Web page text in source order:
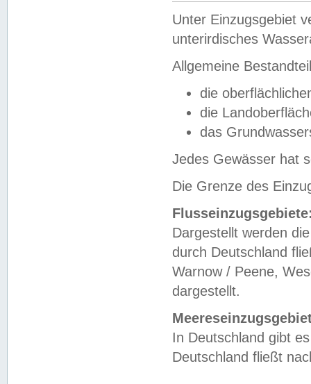
Unter Einzugsgebiet
unterirdisches
Allgemeine
die
die
das
Jedes Gewässer hat
Die Grenze des
Dargestellt werden
durch Deutschland
Warnow / Peene,
dargestellt.
In Deutschland gibt
Deutschland fließt